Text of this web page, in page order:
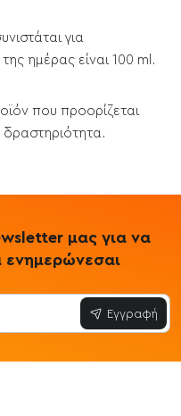
για
ημέρας είναι 100 ml.
που προορίζεται
μας για να
ενημερώνεσαι
Εγγραφή